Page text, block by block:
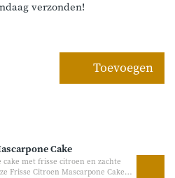
verzonden!
Toevoegen
Cake
cake met frisse citroen en zachte
Frisse Citroen Mascarpone Cake